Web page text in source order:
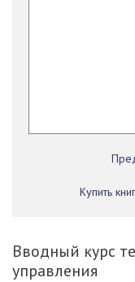
Купить
Вводный курс
управления